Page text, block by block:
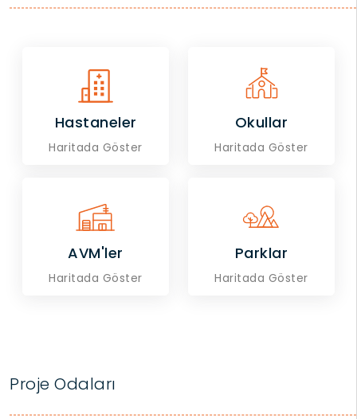
Hastaneler
Haritada Göster
Okullar
Haritada Göster
AVM'ler
Haritada Göster
Parklar
Haritada Göster
Proje Odaları